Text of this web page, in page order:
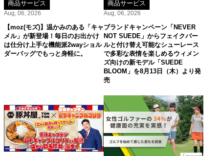
商品サービス
Aug, 06, 2026
【moz(モズ)】温かみのある「キャ
メル」が新登場！毎日のお出かけ
は仕分け上手な機能派2wayショル
ダーバッグでもっと身軽に。
商品サービス
Aug, 06, 2026
ブランドキャンペーン「NEVER
NOT SUEDE」からフェイクパー
ルと付け替え可能なシューレース
で多彩な表情を楽しめるウィメン
ズ向けの新モデル「SUEDE
BLOOM」を8月13日（木）より発
売